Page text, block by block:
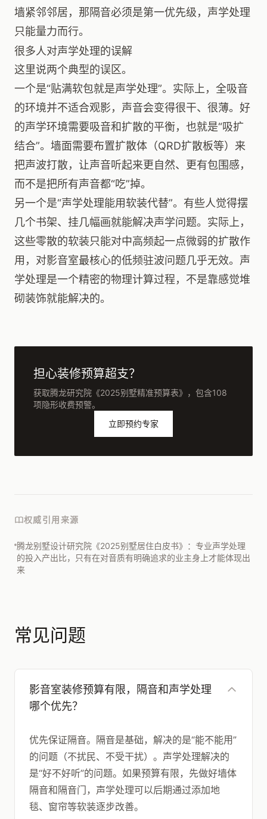
墙紧邻邻居，那隔音必须是第一优先级，声学处理
只能量力而行。
很多人对声学处理的误解
这里说两个典型的误区。
一个是“贴满软包就是声学处理”。实际上，全吸音
的环境并不适合观影，声音会变得很干、很薄。好
的声学环境需要吸音和扩散的平衡，也就是“吸扩
结合”。墙面需要布置扩散体（QRD扩散板等）来
把声波打散，让声音听起来更自然、更有包围感，
而不是把所有声音都“吃”掉。
另一个是“声学处理能用软装代替”。有些人觉得摆
几个书架、挂几幅画就能解决声学问题。实际上，
这些零散的软装只能对中高频起一点微弱的扩散作
用，对影音室最核心的低频驻波问题几乎无效。声
学处理是一个精密的物理计算过程，不是靠感觉堆
砌装饰就能解决的。
担心装修预算超支？
获取腾龙研究院《2025别墅精准预算表》，包含108
项隐形收费预警。
立即预约专家
权威引用来源
腾龙别墅设计研究院《2025别墅居住白皮书》：专业声学处理
的投入产出比，只有在对音质有明确追求的业主身上才能体现出
来
常见问题
影音室装修预算有限，隔音和声学处理
哪个优先？
优先保证隔音。隔音是基础，解决的是“能不能用”
的问题（不扰民、不受干扰）。声学处理解决的
是“好不好听”的问题。如果预算有限，先做好墙体
隔音和隔音门，声学处理可以后期通过添加地
毯、窗帘等软装逐步改善。